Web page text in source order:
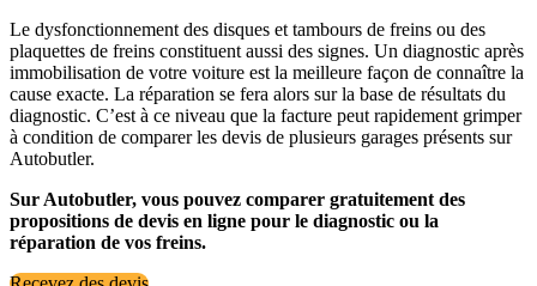
Le dysfonctionnement des disques et tambours de freins ou des
plaquettes de freins constituent aussi des signes. Un diagnostic après
immobilisation de votre voiture est la meilleure façon de connaître la
cause exacte. La réparation se fera alors sur la base de résultats du
diagnostic. C’est à ce niveau que la facture peut rapidement grimper
à condition de comparer les devis de plusieurs garages présents sur
Autobutler.
Sur Autobutler, vous pouvez comparer gratuitement des
propositions de devis en ligne pour le diagnostic ou la
réparation de vos freins.